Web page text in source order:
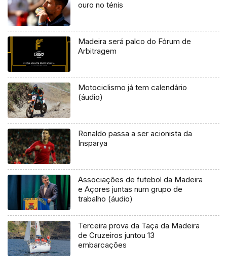
ouro no ténis
Madeira será palco do Fórum de
Arbitragem
Motociclismo já tem calendário
(áudio)
Ronaldo passa a ser acionista da
Insparya
Associações de futebol da Madeira
e Açores juntas num grupo de
trabalho (áudio)
Terceira prova da Taça da Madeira
de Cruzeiros juntou 13
embarcações